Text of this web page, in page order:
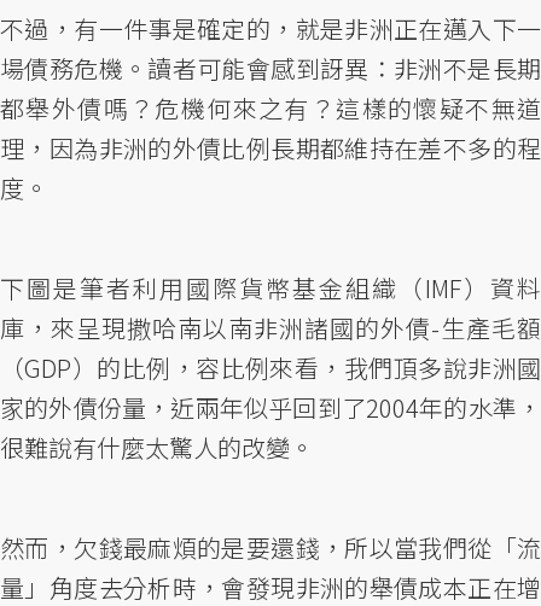
不過，有一件事是確定的，就是非洲正在邁入下一
場債務危機。讀者可能會感到訝異：非洲不是長期
都舉外債嗎？危機何來之有？這樣的懷疑不無道
理，因為非洲的外債比例長期都維持在差不多的程
度。
下圖是筆者利用國際貨幣基金組織（IMF）資料
庫，來呈現撒哈南以南非洲諸國的外債-生產毛額
（GDP）的比例，容比例來看，我們頂多說非洲國
家的外債份量，近兩年似乎回到了2004年的水準，
很難說有什麼太驚人的改變。
然而，欠錢最麻煩的是要還錢，所以當我們從「流
量」角度去分析時，會發現非洲的舉債成本正在增